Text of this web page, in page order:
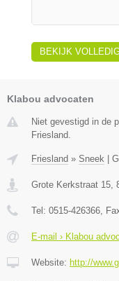
BEKIJK
Klabou advocaten
Niet gevestigd in de
Friesland.
Friesland » Sneek
Grote Kerkstraat 15,
Tel: 0515-426366,
E-mail › Klabou
Website: http://